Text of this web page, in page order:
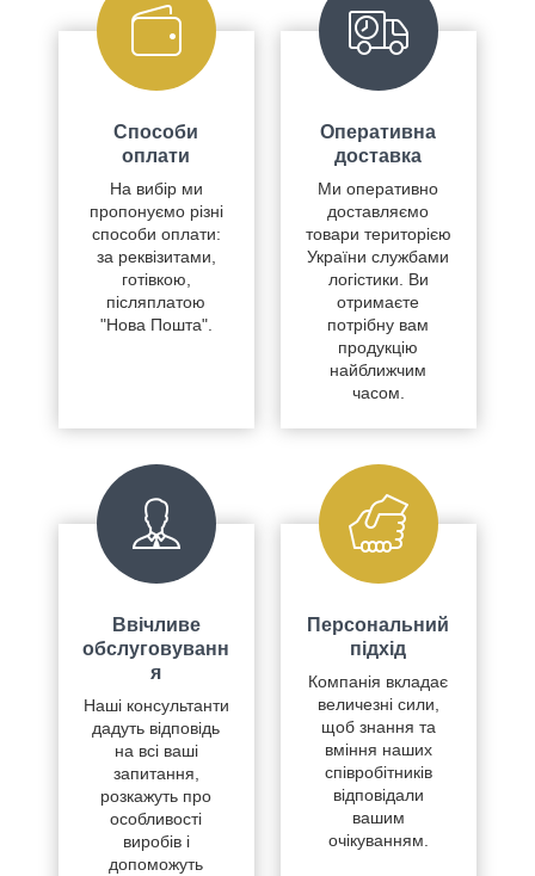
Способи
оплати
На вибір ми
пропонуємо різні
способи оплати:
за реквізитами,
готівкою,
післяплатою
"Нова Пошта".
Оперативна
доставка
Ми оперативно
доставляємо
товари територією
України службами
логістики. Ви
отримаєте
потрібну вам
продукцію
найближчим
часом.
Ввічливе
обслуговуванн
я
Наші консультанти
дадуть відповідь
на всі ваші
запитання,
розкажуть про
особливості
виробів і
допоможуть
Персональний
підхід
Компанія вкладає
величезні сили,
щоб знання та
вміння наших
співробітників
відповідали
вашим
очікуванням.